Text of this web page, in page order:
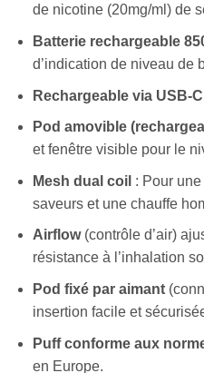
de nicotine (20mg/ml) de
Batterie rechargeable
d’indication de niveau de
Rechargeable via USB-C
Pod amovible
et fenêtre visible pour le
Mesh dual coil : Pour
saveurs et une chauffe
Airflow(contrôle d’air)
résistance à l’inhalation
Pod fixé par aimant
insertion facile et
Puff conforme aux
en Europe.